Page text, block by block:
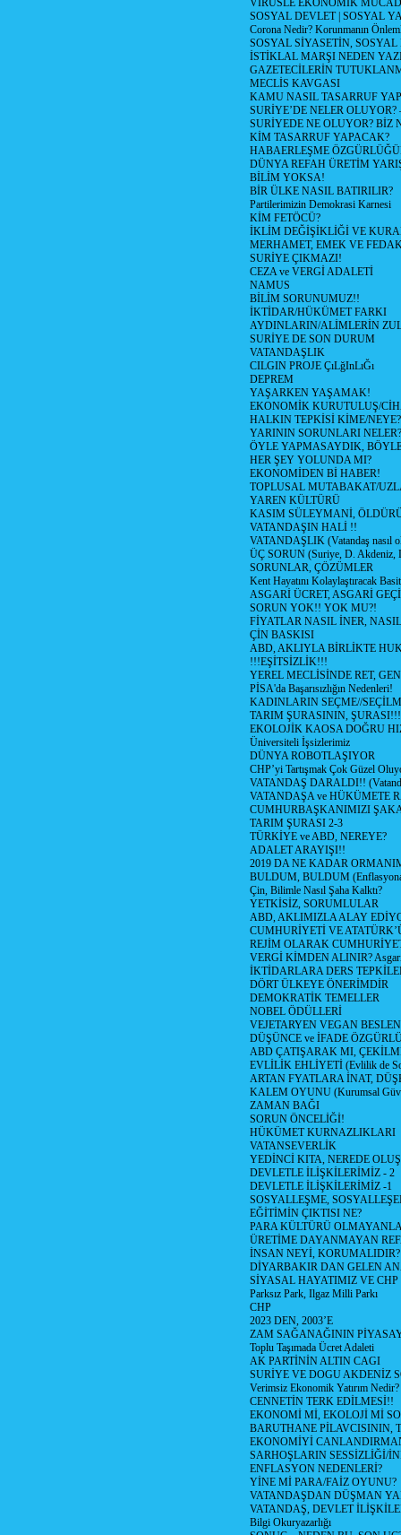
VİRÜSLE EKONOMİK
SOSYAL DEVLET | SOSYAL
Corona Nedir? Korunmanın
SOSYAL SİYASETİN,
İSTİKLAL MARŞI NEDEN
GAZETECİLERİN
MECLİS KAVGASI
KAMU NASIL TASARRUF
SURİYE’DE NELER OLUYOR?
SURİYEDE NE OLUYOR? BİZ
KİM TASARRUF YAPACAK?
HABAERLEŞME
DÜNYA REFAH ÜRETİM
BİLİM YOKSA!
BİR ÜLKE NASIL BATIRILIR?
Partilerimizin Demokrasi Karnesi
KİM FETÖCÜ?
İKLİM DEĞİŞİKLİĞİ VE
MERHAMET, EMEK VE
SURİYE ÇIKMAZI!
CEZA ve VERGİ ADALETİ
NAMUS
BİLİM SORUNUMUZ!!
İKTİDAR/HÜKÜMET FARKI
AYDINLARIN/ALİMLERİN
SURİYE DE SON DURUM
VATANDAŞLIK
CILGIN PROJE ÇıLğInLıĞı
DEPREM
YAŞARKEN YAŞAMAK!
EKONOMİK KURUTULUŞ/
HALKIN TEPKİSİ KİME/NEYE?
YARININ SORUNLARI NELER?
ÖYLE YAPMASAYDIK,
HER ŞEY YOLUNDA MI?
EKONOMİDEN Bİ HABER!
TOPLUSAL MUTABAKAT/
YAREN KÜLTÜRÜ
KASIM SÜLEYMANİ,
VATANDAŞIN HALİ !!
VATANDAŞLIK (Vatandaş nasıl
ÜÇ SORUN (Suriye, D. Akdeniz,
SORUNLAR, ÇÖZÜMLER
Kent Hayatını Kolaylaştıracak
ASGARİ ÜCRET, ASGARİ
SORUN YOK!! YOK MU?!
FİYATLAR NASIL İNER,
ÇİN BASKISI
ABD, AKLIYLA BİRLİKTE
!!!EŞİTSİZLİK!!!
YEREL MECLİSİNDE RET,
PİSA'da Başarısızlığın Nedenleri!
KADINLARIN SEÇME//
TARIM ŞURASININ, ŞURASI!!!
EKOLOJİK KAOSA DOĞRU
Üniversiteli İşsizlerimiz
DÜNYA ROBOTLAŞIYOR
CHP’yi Tartışmak Çok Güzel
VATANDAŞ DARALDI!!
VATANDAŞA ve HÜKÜMETE
CUMHURBAŞKANIMIZI
TARIM ŞURASI 2-3
TÜRKİYE ve ABD, NEREYE?
ADALET ARAYIŞI!!
2019 DA NE KADAR
BULDUM, BULDUM
Çin, Bilimle Nasıl Şaha Kalktı?
YETKİSİZ, SORUMLULAR
ABD, AKLIMIZLA ALAY
CUMHURİYETİ VE
REJİM OLARAK
VERGİ KİMDEN ALINIR?
İKTİDARLARA DERS
DÖRT ÜLKEYE ÖNERİMDİR
DEMOKRATİK TEMELLER
NOBEL ÖDÜLLERİ
VEJETARYEN VEGAN
DÜŞÜNCE ve İFADE
ABD ÇATIŞARAK MI,
EVLİLİK EHLİYETİ (Evlilik de
ARTAN FYATLARA İNAT,
KALEM OYUNU (Kurumsal
ZAMAN BAĞI
SORUN ÖNCELİĞİ!
HÜKÜMET KURNAZLIKLARI
VATANSEVERLİK
YEDİNCİ KITA, NEREDE
DEVLETLE İLİŞKİLERİMİZ - 2
DEVLETLE İLİŞKİLERİMİZ -1
SOSYALLEŞME,
EĞİTİMİN ÇIKTISI NE?
PARA KÜLTÜRÜ
ÜRETİME DAYANMAYAN
İNSAN NEYİ, KORUMALIDIR?
DİYARBAKIR DAN GELEN
SİYASAL HAYATIMIZ VE CHP
Parksız Park, Ilgaz Milli Parkı
CHP
2023 DEN, 2003’E
ZAM SAĞANAĞININ
Toplu Taşımada Ücret Adaleti
AK PARTİNİN ALTIN CAGI
SURİYE VE DOGU AKDENİZ
Verimsiz Ekonomik Yatırım Nedir?
CENNETİN TERK EDİLMESİ!!
EKONOMİ Mİ, EKOLOJİ Mİ
BARUTHANE PİLAVCISININ,
EKONOMİYİ
SARHOŞLARIN SESSİZLİĞİ/
ENFLASYON NEDENLERİ?
YİNE Mİ PARA/FAİZ OYUNU?
VATANDAŞDAN DÜŞMAN
VATANDAŞ, DEVLET
Bilgi Okuryazarlığı